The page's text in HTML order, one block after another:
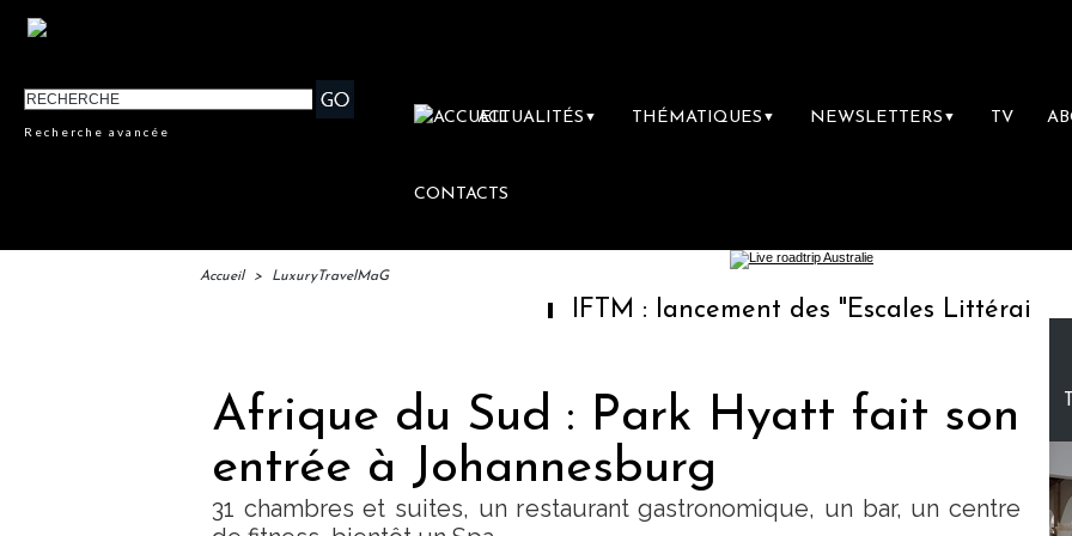
Recherche avancée
ACTUALITÉS ▼ THÉMATIQUES ▼ NEWSLETTERS ▼ TV
CONTACTS
Accueil > LuxuryTravelMaG
IFTM : lancement des "Escales Littéraires", la
Afrique du Sud : Park Hyatt fait son
entrée à Johannesburg
31 chambres et suites, un restaurant gastronomique, un bar, un centre